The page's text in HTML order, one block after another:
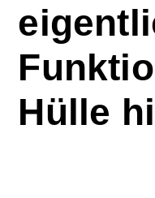
Hülle